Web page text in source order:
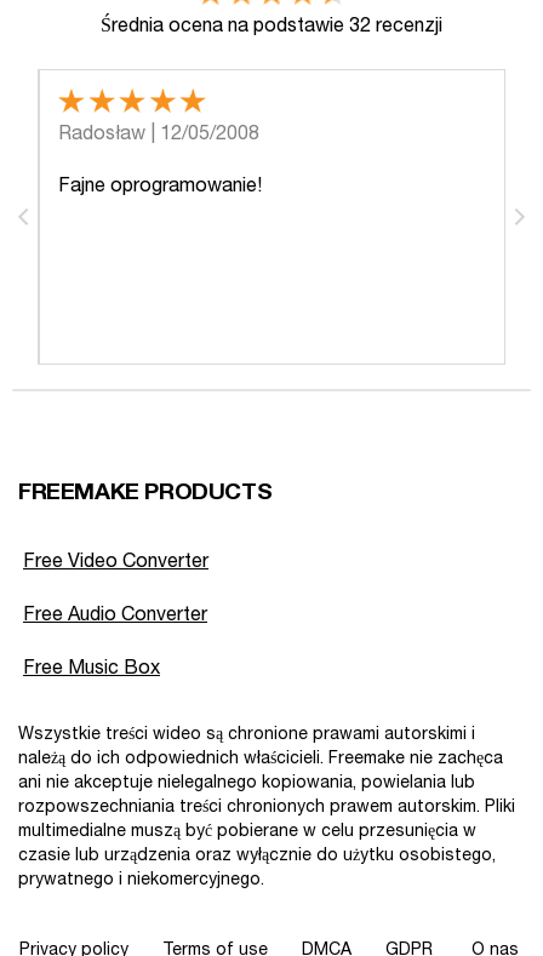
Średnia ocena na podstawie 32 recenzji
Radosław| 12/05/2008
Fajne oprogramowanie!
FREEMAKE PRODUCTS
Free Video Converter
Free Audio Converter
Free Music Box
Wszystkie treści wideo są chronione prawami autorskimi i
należą do ich odpowiednich właścicieli. Freemake nie zachęca
ani nie akceptuje nielegalnego kopiowania, powielania lub
rozpowszechniania treści chronionych prawem autorskim. Pliki
multimedialne muszą być pobierane w celu przesunięcia w
czasie lub urządzenia oraz wyłącznie do użytku osobistego,
prywatnego i niekomercyjnego.
Privacy policy Terms of use DMCA GDPR O nas